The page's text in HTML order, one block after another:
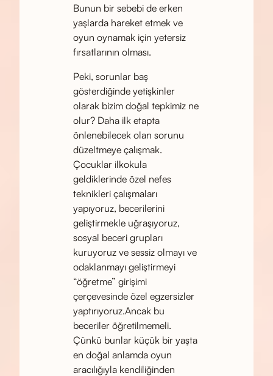
Bunun bir sebebi de erken
yaşlarda hareket etmek ve
oyun oynamak için yetersiz
fırsatlarının olması.
Peki, sorunlar baş
gösterdiğinde yetişkinler
olarak bizim doğal tepkimiz ne
olur? Daha ilk etapta
önlenebilecek olan sorunu
düzeltmeye çalışmak.
Çocuklar ilkokula
geldiklerinde özel nefes
teknikleri çalışmaları
yapıyoruz, becerilerini
geliştirmekle uğraşıyoruz,
sosyal beceri grupları
kuruyoruz ve sessiz olmayı ve
odaklanmayı geliştirmeyi
“öğretme” girişimi
çerçevesinde özel egzersizler
yaptırıyoruz.Ancak bu
beceriler öğretilmemeli.
Çünkü bunlar küçük bir yaşta
en doğal anlamda oyun
aracılığıyla kendiliğinden